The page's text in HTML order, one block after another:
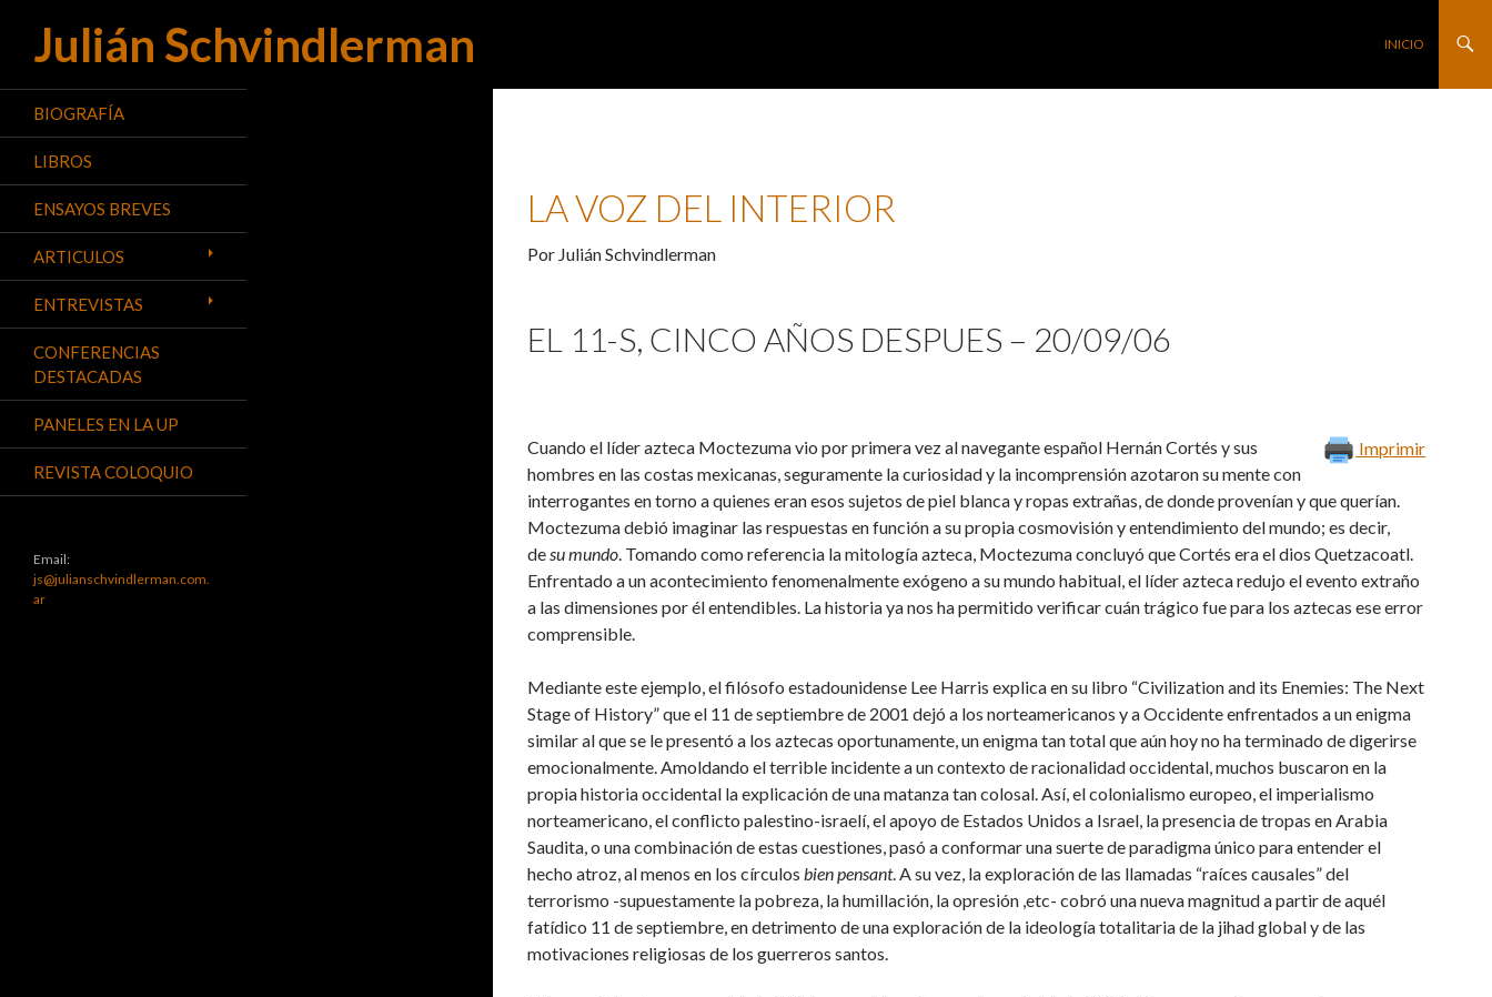
Julián Schvindlerman
Buscar SALTAR AL
INICIO
LA VOZ DEL INTERIOR
Por Julián Schvindlerman
EL 11-S, CINCO AÑOS DESPUES – 20/09/06
Imprimir
Cuando el líder azteca Moctezuma vio por primera vez al navegante español Hernán Cortés y sus
hombres en las costas mexicanas, seguramente la curiosidad y la incomprensión azotaron su mente con
interrogantes en torno a quienes eran esos sujetos de piel blanca y ropas extrañas, de donde provenían y que querían.
Moctezuma debió imaginar las respuestas en función a su propia cosmovisión y entendimiento del mundo; es decir,
de su mundo . Tomando como referencia la mitología azteca, Moctezuma concluyó que Cortés era el dios Quetzacoatl.
Enfrentado a un acontecimiento fenomenalmente exógeno a su mundo habitual, el líder azteca redujo el evento extraño
a las dimensiones por él entendibles. La historia ya nos ha permitido verificar cuán trágico fue para los aztecas ese error
comprensible.
Mediante este ejemplo, el filósofo estadounidense Lee Harris explica en su libro “Civilization and its Enemies: The Next
Stage of History” que el 11 de septiembre de 2001 dejó a los norteamericanos y a Occidente enfrentados a un enigma
similar al que se le presentó a los aztecas oportunamente, un enigma tan total que aún hoy no ha terminado de digerirse
emocionalmente. Amoldando el terrible incidente a un contexto de racionalidad occidental, muchos buscaron en la
propia historia occidental la explicación de una matanza tan colosal. Así, el colonialismo europeo, el imperialismo
norteamericano, el conflicto palestino-israelí, el apoyo de Estados Unidos a Israel, la presencia de tropas en Arabia
Saudita, o una combinación de estas cuestiones, pasó a conformar una suerte de paradigma único para entender el
hecho atroz, al menos en los círculos bien pensant. A su vez, la exploración de las llamadas “raíces causales” del
terrorismo -supuestamente la pobreza, la humillación, la opresión ,etc- cobró una nueva magnitud a partir de aquél
fatídico 11 de septiembre, en detrimento de una exploración de la ideología totalitaria de la jihad global y de las
motivaciones religiosas de los guerreros santos.
BIOGRAFÍA
LIBROS
ENSAYOS BREVES
ARTICULOS
ENTREVISTAS
CONFERENCIAS
DESTACADAS
PANELES EN LA UP
REVISTA COLOQUIO
Email:
js@julianschvindlerman.com.
ar